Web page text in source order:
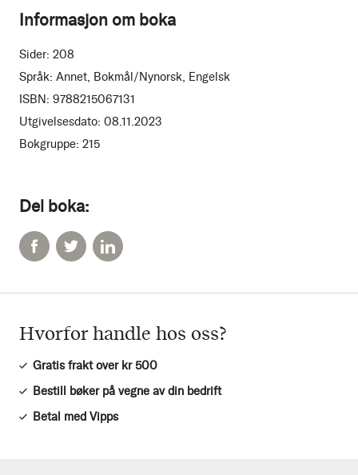
Del boka:
Informasjon om boka
Sider: 208
Språk: Annet, Bokmål/Nynorsk, Engelsk
ISBN: 9788215067131
Utgivelsesdato: 08.11.2023
Bokgruppe: 215
Hvorfor handle hos oss?
Gratis frakt over kr 500
Bestill bøker på vegne av din bedrift
Betal med Vipps